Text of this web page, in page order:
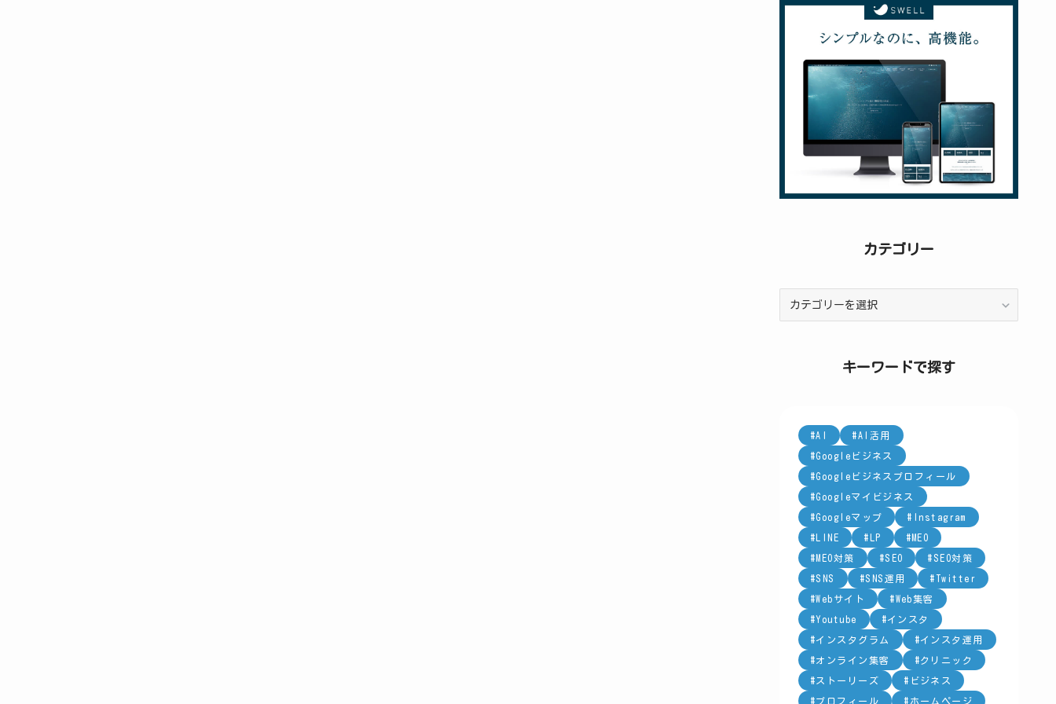
カテゴリー
キーワードで探す
AI AI活用
Googleビジネス
Googleビジネスプロフィール
Googleマイビジネス
Googleマップ Instagram
LINE LP MEO
MEO対策 SEO SEO対策
SNS SNS運用 Twitter
Webサイト Web集客
Youtube インスタ
インスタグラム インスタ運用
オンライン集客 クリニック
ストーリーズ ビジネス
プロフィール ホームページ